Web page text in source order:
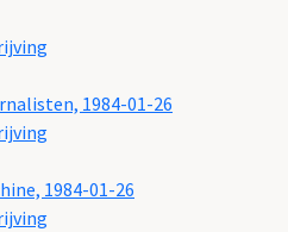
1984-01-26
1984-01-26